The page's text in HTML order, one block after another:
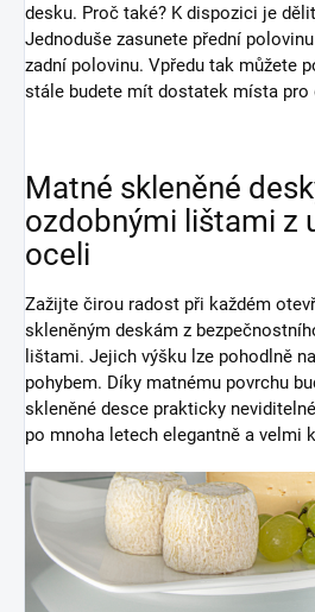
desku. Proč také? K dispozici je
Jednoduše zasunete přední
zadní polovinu. Vpředu tak můžete
stále budete mít dostatek místa pro
Matné skleněné
ozdobnými lištami z
oceli
Zažijte čirou radost při každém
skleněným deskám z
lištami. Jejich výšku lze pohodlně
pohybem. Díky matnému povrchu
skleněné desce prakticky
po mnoha letech elegantně a velmi